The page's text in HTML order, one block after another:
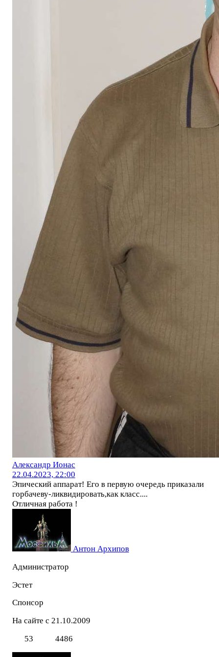
Александр Ионас
22.04.2023, 22:00
Эпический аппарат! Его в первую очередь приказали
горбачеву-ликвидировать,как класс....
Отличная работа !
Антон Архипов
Администратор
Эстет
Спонсор
На сайте с 21.10.2009
53
4486